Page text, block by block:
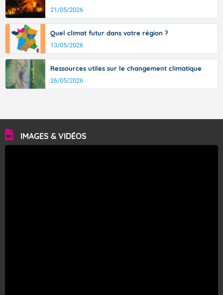
21/05/2026
Quel climat futur dans votre région ?
13/05/2026
Ressources utiles sur le changement climatique
26/05/2026
IMAGES & VIDÉOS